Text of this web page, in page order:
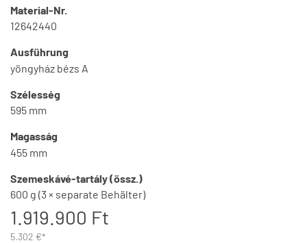
Material-Nr.
12642440
Ausführung
yöngyház bézs A
Szélesség
595 mm
Magasság
455 mm
Szemeskávé-tartály (össz.)
600 g (3 × separate Behälter)
1.919.900 Ft
5.302 €*